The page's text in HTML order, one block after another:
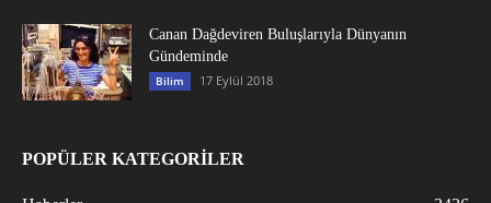
Canan Dağdeviren Buluşlarıyla Dünyanın
Gündeminde
Bilim 17 Eylül 2018
POPÜLER KATEGORİLER